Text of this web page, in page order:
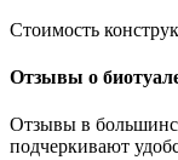
Стоимость
Отзывы о
Отзывы в
подчеркивают